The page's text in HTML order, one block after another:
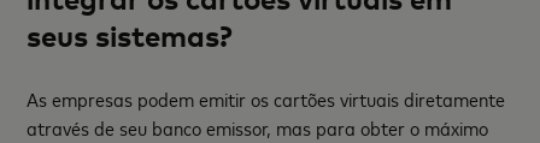
seus sistemas?
As empresas podem emitir os cartões virtuais diretamente
através de seu banco emissor, mas para obter o máximo